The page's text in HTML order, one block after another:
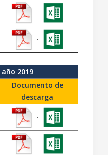
-
-
2019
Documento de
descarga
-
-